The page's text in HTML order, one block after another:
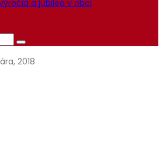
a jubilea v obci
2018